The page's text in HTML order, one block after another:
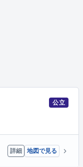
公立
詳細 地図で見る